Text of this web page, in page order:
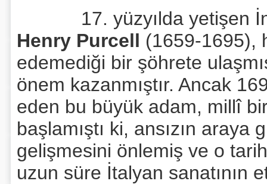
17. yüzyılda yetişen
Henry Purcell (1659-1695),
edemediği bir şöhrete
önem kazanmıştır. Ancak
eden bu büyük adam, millî
başlamıştı ki, ansızın araya
gelişmesini önlemiş ve o
uzun süre İtalyan sanatının